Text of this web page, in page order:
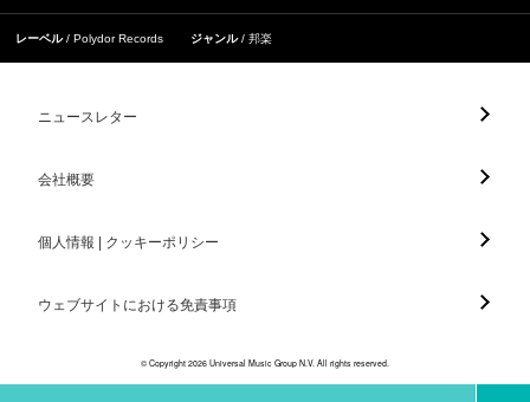
レーベル Polydor Records ジャンル 邦楽
ニュースレター
会社概要
個人情報 | クッキーポリシー
ウェブサイトにおける免責事項
© Copyright 2026 Universal Music Group N.V. All rights reserved.